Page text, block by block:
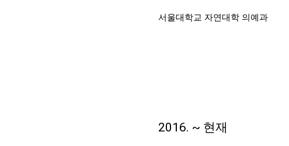
서울대학교 자연대학 의예과
2016. ~ 현재